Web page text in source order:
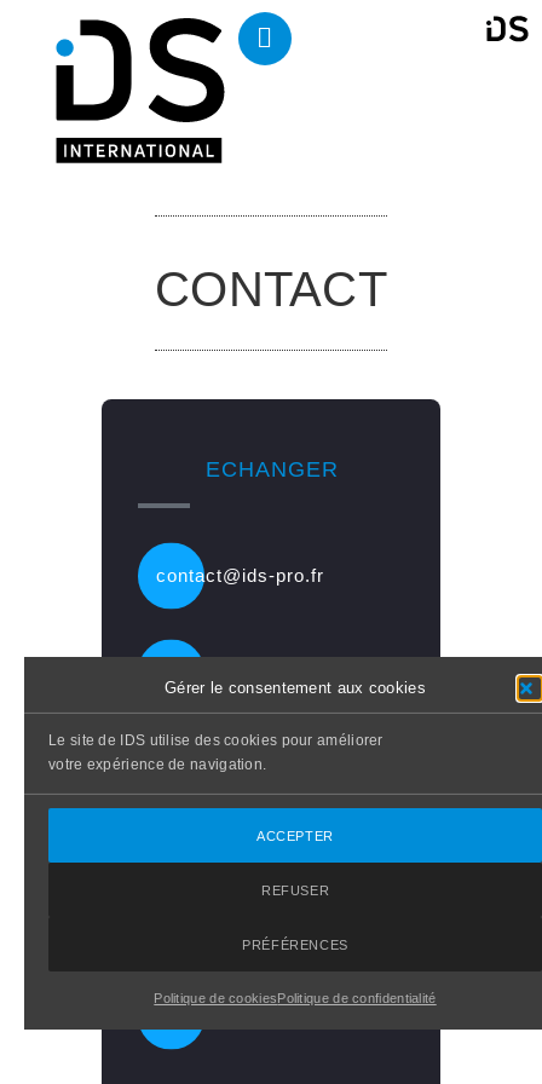
Gérer le consentement aux cookies
Le site de IDS utilise des cookies pour améliorer
votre expérience de navigation.
ACCEPTER
REFUSER
PRÉFÉRENCES
Politique de cookies Politique de confidentialité
CONTACT
ECHANGER
contact@ids-pro.fr
Centre EGB
60330 Le Plessis Belleville